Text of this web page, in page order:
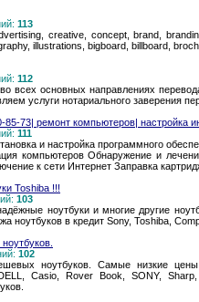
113
creative, concept, brand,
illustrations, bigboard, billboard,
112
всех основных направлениях
услуги нотариального заверения
73| ремонт компьютеров| настройка
111
и настройка программного
компьютеров Обнаружение и
к сети Интернет Заправка
Toshiba !!!
103
ноутбуки и многие другие
ноутбуков в кредит Sony, Toshiba,
102
ноутбуков. Самые низкие
Casio, Rover Book, SONY,